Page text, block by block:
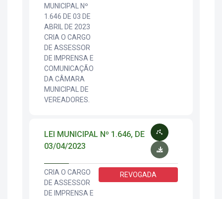
MUNICIPAL Nº
1.646 DE 03 DE
ABRIL DE 2023
CRIA O CARGO
DE ASSESSOR
DE IMPRENSA E
COMUNICAÇÃO
DA CÂMARA
MUNICIPAL DE
VEREADORES.
LEI MUNICIPAL Nº 1.646, DE
03/04/2023
CRIA O CARGO
DE ASSESSOR
DE IMPRENSA E
REVOGADA